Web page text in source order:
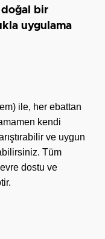
doğal bir
uygulama
ile, her ebattan
kendi
ve uygun
Tüm
dostu ve